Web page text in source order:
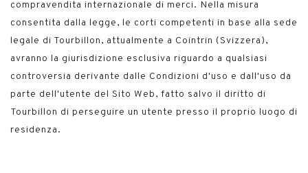
compravendita internazionale di merci. Nella misura
consentita dalla legge, le corti competenti in base alla sede
legale di Tourbillon, attualmente a Cointrin (Svizzera),
avranno la giurisdizione esclusiva riguardo a qualsiasi
controversia derivante dalle Condizioni d'uso e dall'uso da
parte dell'utente del Sito Web, fatto salvo il diritto di
Tourbillon di perseguire un utente presso il proprio luogo di
residenza.